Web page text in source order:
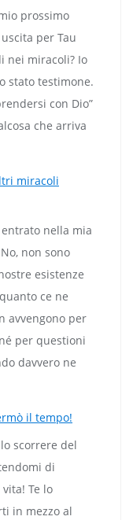
prossimo
per Tau
nei miracoli? Io
stato testimone.
con Dio”
che arriva
miracoli
entrato nella mia
non sono
esistenze
ce ne
avvengono per
per questioni
davvero ne
il tempo!
scorrere del
di
Te lo
in mezzo al